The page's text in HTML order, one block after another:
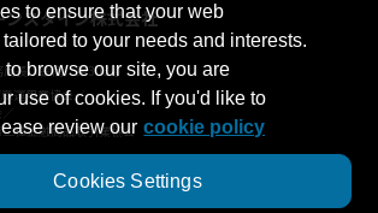
ンスタイン株式会社
局長（金商）第303号
運用業協会／
種金融商品取引業協会
to ensure that your web
to your needs and interests.
browse our site, you are
use of cookies. If you'd like to
review our cookie policy
Cookies Settings